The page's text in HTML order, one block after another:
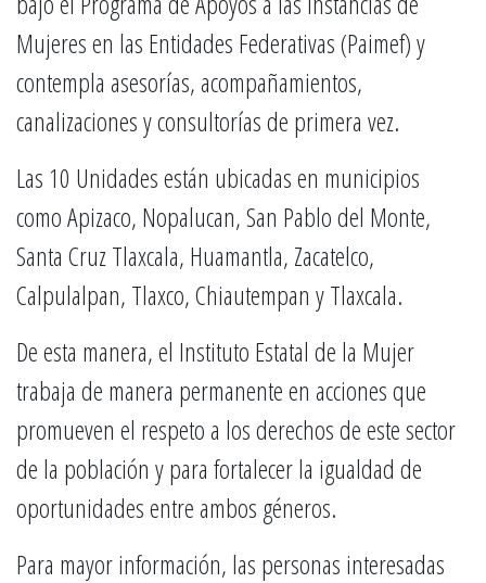
Mujeres en las Entidades Federativas (Paimef) y
contempla asesorías, acompañamientos,
canalizaciones y consultorías de primera vez.
Las 10 Unidades están ubicadas en municipios
como Apizaco, Nopalucan, San Pablo del Monte,
Santa Cruz Tlaxcala, Huamantla, Zacatelco,
Calpulalpan, Tlaxco, Chiautempan y Tlaxcala.
De esta manera, el Instituto Estatal de la Mujer
trabaja de manera permanente en acciones que
promueven el respeto a los derechos de este sector
de la población y para fortalecer la igualdad de
oportunidades entre ambos géneros.
Para mayor información, las personas interesadas